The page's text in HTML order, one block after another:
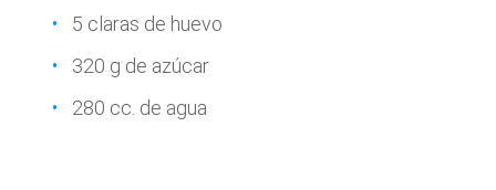
5 claras de huevo
320 g de azúcar
280 cc. de agua